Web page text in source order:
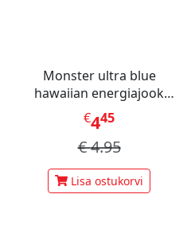
Monster ultra blue
hawaiian energiajook
473ml
€445
€4.95
Lisa ostukorvi